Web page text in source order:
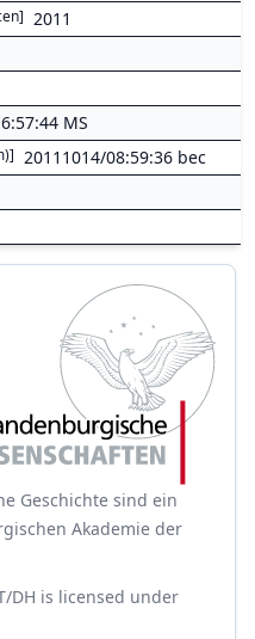
] 2011
MS
] 20111014/08:59:36 bec
Geschichte sind ein
Akademie der
DH is licensed under